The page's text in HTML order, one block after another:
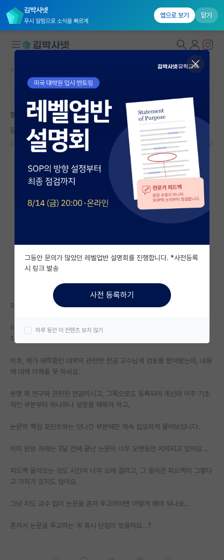
김박사넷
푸시 알림으로 소식을 빠르게
앱으로 보기 닫기
대학원생 모집
국내대학원 정보
연구실&오픈랩
커뮤니티
커뮤니티 홈
전체글보기
베스트 게시판
자유 게시판(아무개랩)
미국 유학 게시판
미국 대학원 합격 후기 게시판
대학원생 모집 게시판
연구실(PI) 홍보 게시판
석박사 채용 정보 게시판
학부 인턴 게시판
취업 게시판
임용 후기 게시판
인문사회 계열 게시판
특수/전문대학원 게시판
반도체/AI 게시판
커뮤니티 홈
본문이 수정되지 않는 박제글입니다.
학부생 중에 논문 써보신 분 계신 가요?
꼼꼼한 헤르만 헤세
2023.05.03 16 10300
저는 전기와 관련해서 혼자서 2년 정도 하고 있는 연구가 있는데요.
이번에 논문을 쓸 정도의 성과가 나타나서, 이 내용들을 정리해서 논문으로
작성해보았습니다.
이후, 제가 재학중인 대학의 관련한 전공 교수님께 검토를 받아봤는데, 내용
에 대해 이해를 못 하세요.
분명 제 연구와 관련된 전공이시고, 그쪽으로도 등록되어 계신데 아주 기초
적인 부분부터 하나하나 설명을 해줘야 하고,
논문의 핵심 포인트와는 엇나간 부분에만 계속 집요하게 물어보십니다.
이미 완성 자체는 3달 전에 끝난 논문이 너무 오랫동안 지체되고 있어요...
피드백 돌아오는 것도 시간이 너무 오래 걸리고, 그 돌아온 피드백이 그렇다
고 가치가 있지도 않아요.
그냥 지도 교수 없이 논문을 혼자 투고하려면 어떻게 해야 되나요...
혼자서 논문을 투고하는 게 혹시 단점이 있을까요...?
그동안 문의가 많았던 레벨업반 설명회를 진행합니다. *사전등록
시 링크 발송
사전 등록하기
하루 동안 이 컨텐츠 보지 않기